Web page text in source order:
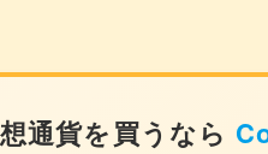
通貨を買うなら